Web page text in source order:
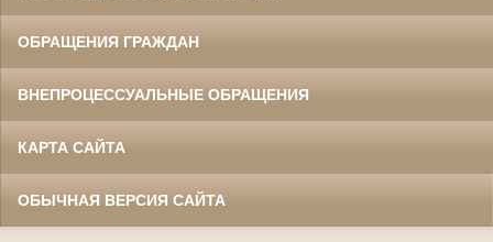
ОБРАЩЕНИЯ ГРАЖДАН
ВНЕПРОЦЕССУАЛЬНЫЕ ОБРАЩЕНИЯ
КАРТА САЙТА
ОБЫЧНАЯ ВЕРСИЯ САЙТА